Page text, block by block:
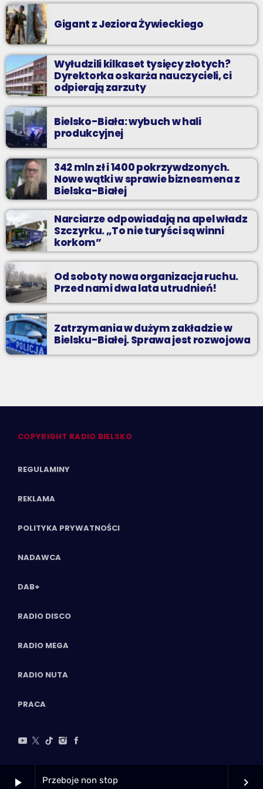
play_arrow Przeboje non stop keyboard_arrow_right
Gigant z Jeziora Żywieckiego
Wyłudzili kilkaset tysięcy złotych?
Dyrektorka oskarża nauczycieli, ci
odpierają zarzuty
Bielsko-Biała: wybuch w hali
produkcyjnej
342 mln zł i 1400 pokrzywdzonych.
Nowe wątki w sprawie biznesmena z
Bielska-Białej
Narciarze odpowiadają na apel władz
Szczyrku. „To nie turyści są winni
korkom”
Od soboty nowa organizacja ruchu.
Przed nami dwa lata utrudnień!
Zatrzymania w dużym zakładzie w
Bielsku-Białej. Sprawa jest rozwojowa
COPYRIGHT RADIO BIELSKO
REGULAMINY
REKLAMA
POLITYKA PRYWATNOŚCI
NADAWCA
DAB+
RADIO DISCO
RADIO MEGA
RADIO NUTA
PRACA